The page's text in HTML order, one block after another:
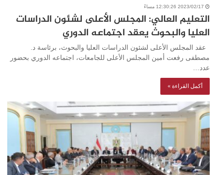
2023/02/17 12:30:26 مساءً
التعليم العالي: المجلس الأعلى لشئون الدراسات
العليا والبحوث يعقد اجتماعه الدوري
عقد المجلس الأعلى لشئون الدراسات العليا والبحوث، برئاسة د.
مصطفى رفعت أمين المجلس الأعلى للجامعات، اجتماعه الدوري بحضور
عدد…
أكمل القراءة »